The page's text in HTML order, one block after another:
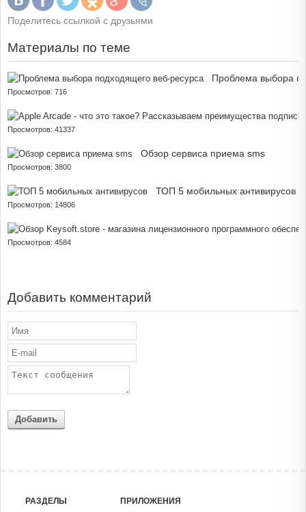
Поделитесь ссылкой с друзьями
Материалы по теме
Проблема выбора
Просмотров: 716
Просмотров: 41337
Обзор сервиса приема sms
Просмотров: 3800
ТОП 5 мобильных антивирусов
Просмотров: 14806
Просмотров: 4584
Добавить комментарий
Добавить
РАЗДЕЛЫ ПРИЛОЖЕНИЯ